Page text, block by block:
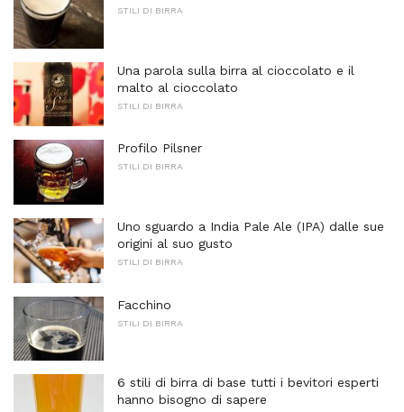
STILI DI BIRRA
Una parola sulla birra al cioccolato e il
malto al cioccolato
STILI DI BIRRA
Profilo Pilsner
STILI DI BIRRA
Uno sguardo a India Pale Ale (IPA) dalle sue
origini al suo gusto
STILI DI BIRRA
Facchino
STILI DI BIRRA
6 stili di birra di base tutti i bevitori esperti
hanno bisogno di sapere